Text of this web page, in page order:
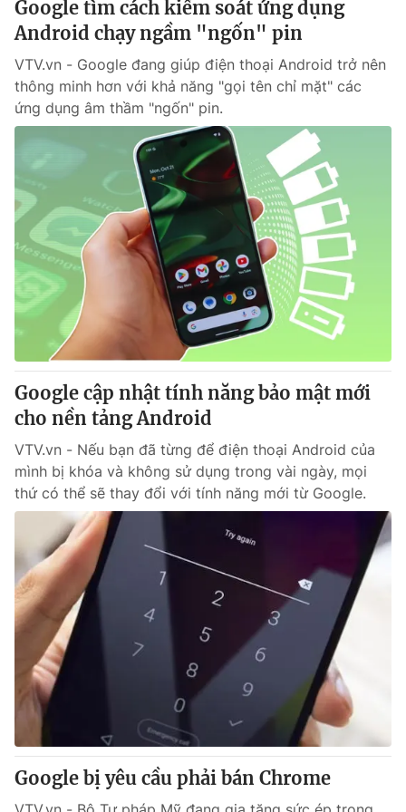
thuận bằng văn bản. Ghi rõ nguồn VTV.vn khi phát hành lại
thông tin từ website này.
Google tìm cách kiểm soát ứng dụng
Android chạy ngầm "ngốn" pin
VTV.vn - Google đang giúp điện thoại Android trở nên
thông minh hơn với khả năng "gọi tên chỉ mặt" các
ứng dụng âm thầm "ngốn" pin.
Google cập nhật tính năng bảo mật mới
cho nền tảng Android
VTV.vn - Nếu bạn đã từng để điện thoại Android của
mình bị khóa và không sử dụng trong vài ngày, mọi
thứ có thể sẽ thay đổi với tính năng mới từ Google.
Google bị yêu cầu phải bán Chrome